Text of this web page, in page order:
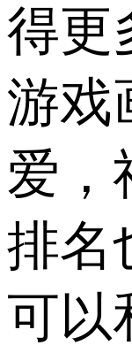
得更
游戏
爱，
排名
可以